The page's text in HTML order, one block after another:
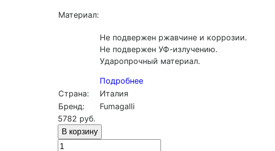
Материал:
Не подвержен ржавчине и коррозии.
Не подвержен УФ-излучению.
Ударопрочный материал.
Подробнее
Страна:
Италия
Бренд:
Fumagalli
5782 руб.